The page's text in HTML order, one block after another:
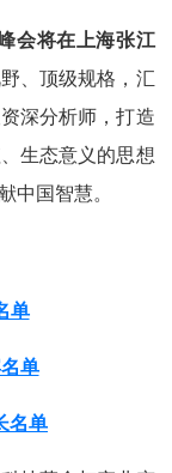
会将在上海张江
、顶级规格，汇
深分析师，打造
生态意义的思想
中国智慧。
单
单
名单